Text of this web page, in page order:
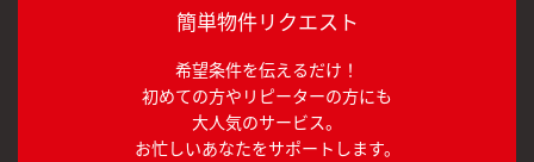
簡単物件リクエスト
希望条件を伝えるだけ！
初めての方やリピーターの方にも
大人気のサービス。
お忙しいあなたをサポートします。